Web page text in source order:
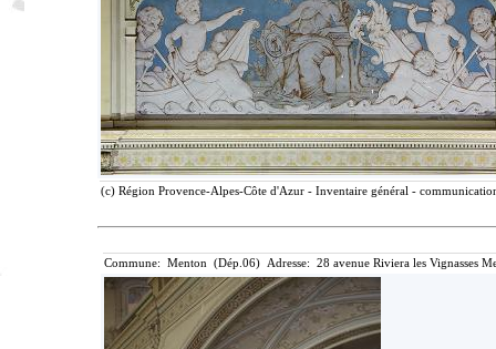
(c) Région Provence-Alpes-Côte d'Azur - Inventaire général -
Commune: Menton (Dép.06) Adresse: 28 avenue Riviera les Vignasses